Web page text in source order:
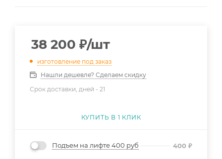
38 200 ₽/шт
изготовление под заказ
Нашли дешевле? Сделаем скидку
Срок доставки, дней - 21
КУПИТЬ В 1 КЛИК
Подъем на лифте 400 руб 400 ₽